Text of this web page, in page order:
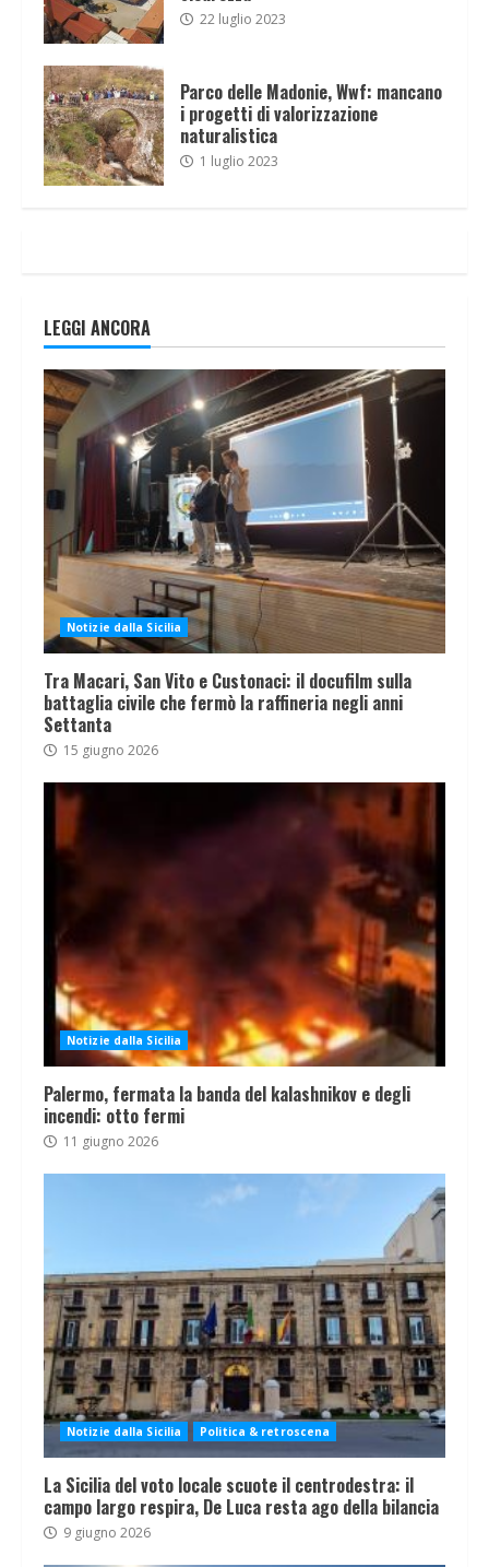
22 luglio 2023
Parco delle Madonie, Wwf: mancano
i progetti di valorizzazione
naturalistica
1 luglio 2023
LEGGI ANCORA
Notizie dalla Sicilia
Tra Macari, San Vito e Custonaci: il docufilm sulla
battaglia civile che fermò la raffineria negli anni
Settanta
15 giugno 2026
Notizie dalla Sicilia
Palermo, fermata la banda del kalashnikov e degli
incendi: otto fermi
11 giugno 2026
Notizie dalla Sicilia Politica & retroscena
La Sicilia del voto locale scuote il centrodestra: il
campo largo respira, De Luca resta ago della bilancia
9 giugno 2026